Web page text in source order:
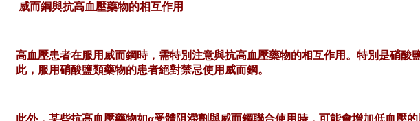
威而鋼與抗高血壓藥物的相互作用
高血壓患者在服用威而鋼時，需特別注意與抗高血壓藥物的相互作用。特別是硝
此，服用硝酸鹽類藥物的患者絕對禁忌使用威而鋼。